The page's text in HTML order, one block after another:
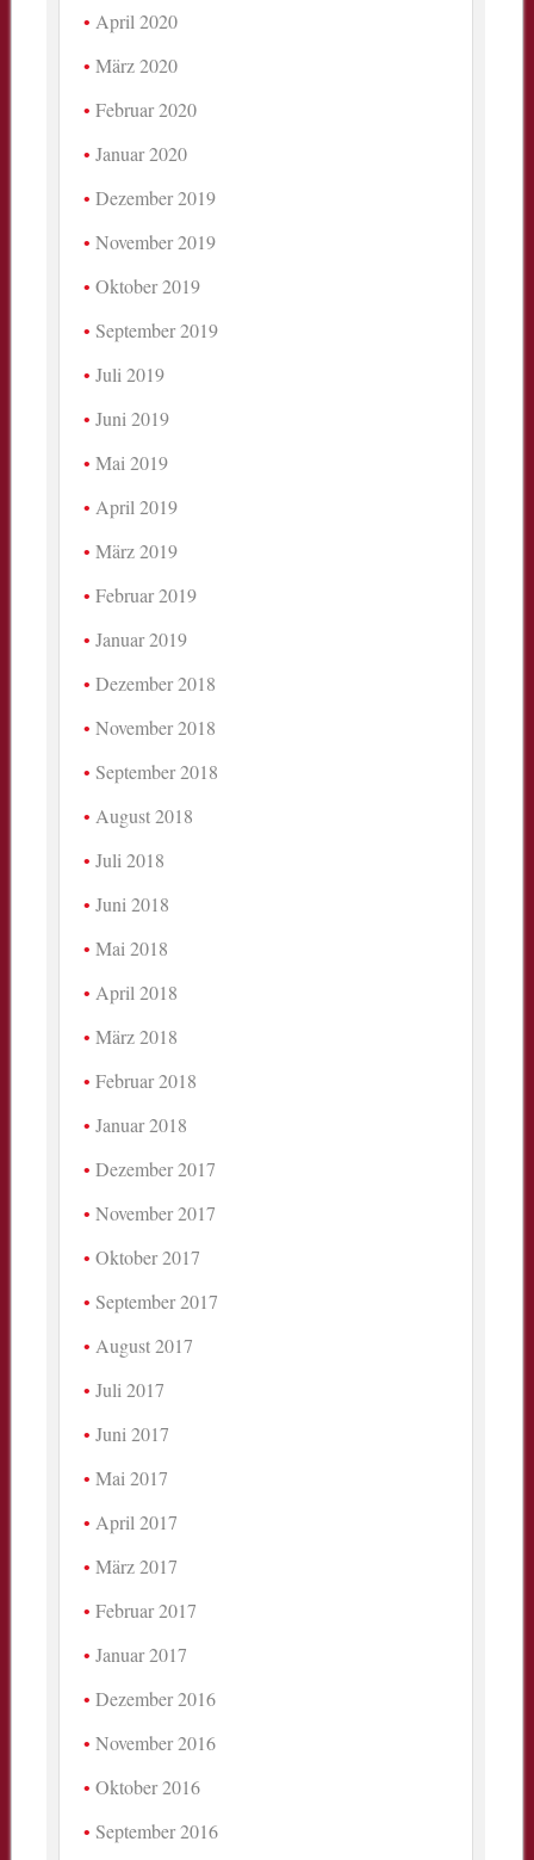
April 2020
März 2020
Februar 2020
Januar 2020
Dezember 2019
November 2019
Oktober 2019
September 2019
Juli 2019
Juni 2019
Mai 2019
April 2019
März 2019
Februar 2019
Januar 2019
Dezember 2018
November 2018
September 2018
August 2018
Juli 2018
Juni 2018
Mai 2018
April 2018
März 2018
Februar 2018
Januar 2018
Dezember 2017
November 2017
Oktober 2017
September 2017
August 2017
Juli 2017
Juni 2017
Mai 2017
April 2017
März 2017
Februar 2017
Januar 2017
Dezember 2016
November 2016
Oktober 2016
September 2016